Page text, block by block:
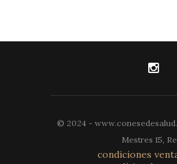
© 2024 -
Mestres 15,
condiciones